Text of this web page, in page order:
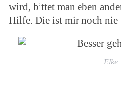
wird, bittet man eben
Hilfe. Die ist mir noch nie
Elke